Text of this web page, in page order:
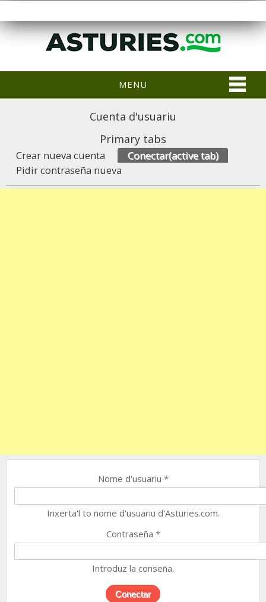
MENU
Cuenta d'usuariu
Primary tabs
Crear nueva cuenta Conectar(active tab)
Pidir contraseña nueva
Nome d'usuariu *
Inxerta'l to nome d'usuariu d'Asturies.com.
Contraseña *
Introduz la conseña.